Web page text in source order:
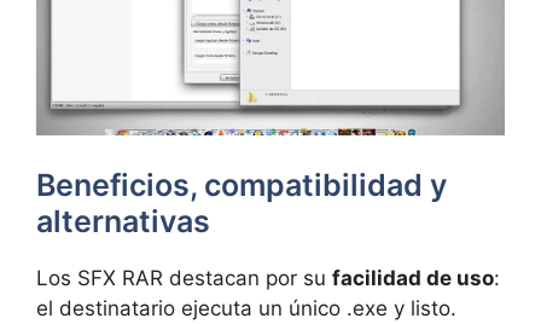
Beneficios, compatibilidad y
alternativas
Los SFX RAR destacan por su facilidad de uso:
el destinatario ejecuta un único .exe y listo.